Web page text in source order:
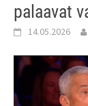
palaavat
14.05.2026